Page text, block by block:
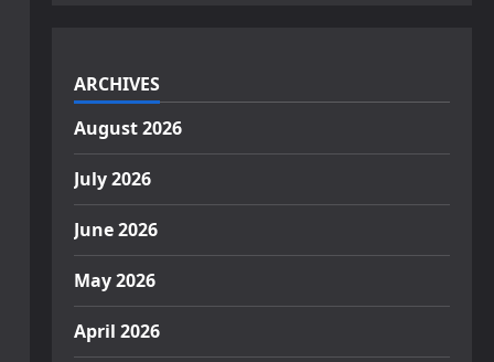
ARCHIVES
August 2026
July 2026
June 2026
May 2026
April 2026